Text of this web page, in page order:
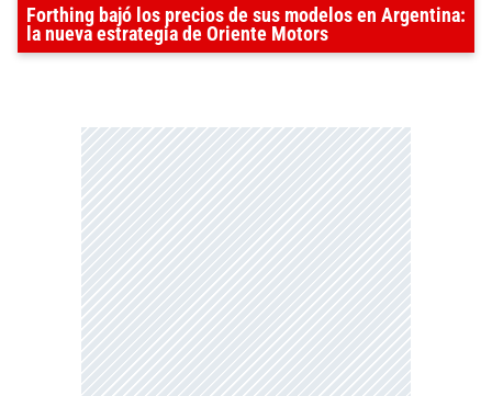
Forthing bajó los precios de sus modelos en Argentina:
la nueva estrategia de Oriente Motors